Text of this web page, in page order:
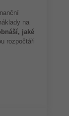
na
jaké
rozpočtáři